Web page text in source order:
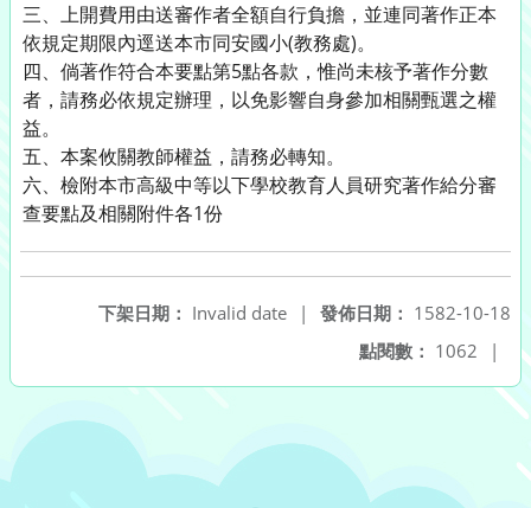
三、上開費用由送審作者全額自行負擔，並連同著作正本
依規定期限內逕送本市同安國小(教務處)。
四、倘著作符合本要點第5點各款，惟尚未核予著作分數
者，請務必依規定辦理，以免影響自身參加相關甄選之權
益。
五、本案攸關教師權益，請務必轉知。
六、檢附本市高級中等以下學校教育人員研究著作給分審
查要點及相關附件各1份
發佈日期： 1582-10-18
下架日期： Invalid date
|
點閱數： 1062 |